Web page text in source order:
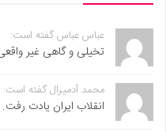
عباس عباس گفته است:
تخیلی و گاهی غیر
محمد آدمیرال گفته است:
انقلاب ایران یادت رفت.